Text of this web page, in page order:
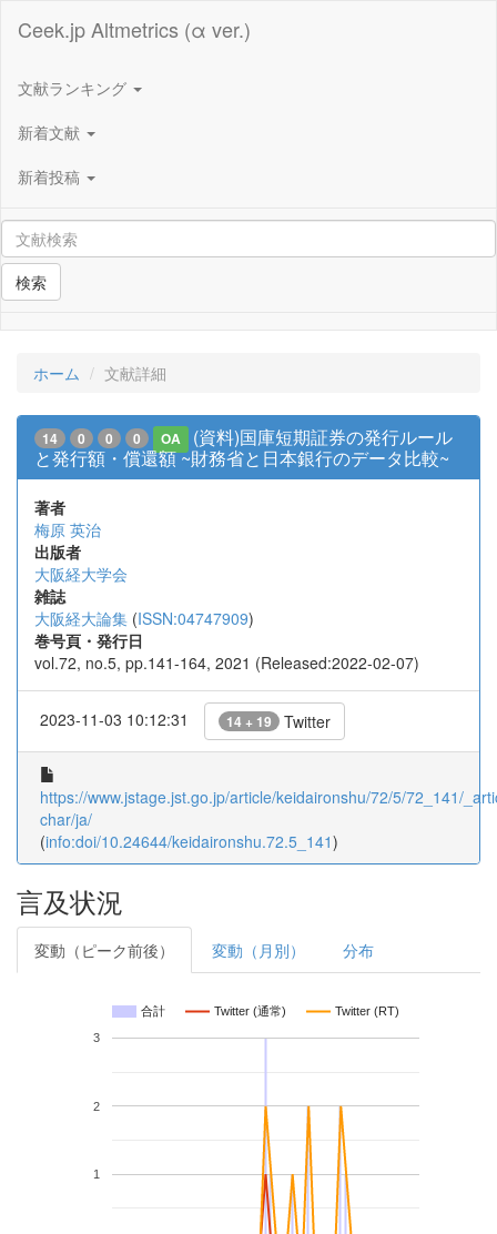
Ceek.jp Altmetrics (α ver.)
文献ランキング
新着文献
新着投稿
検索
ホーム 文献詳細
14 0 0 0 OA
(資料)国庫短期証券の発行ルール
と発行額・償還額 ~財務省と日本銀行のデータ比較~
著者
梅原 英治
出版者
大阪経大学会
雑誌
大阪経大論集 (ISSN:04747909)
巻号頁・発行日
vol.72, no.5, pp.141-164, 2021 (Released:2022-02-07)
2023-11-03 10:12:31 14 + 19 Twitter
https://www.jstage.jst.go.jp/article/keidaironshu/72/5/72_141/
char/ja/
(info:doi/10.24644/keidaironshu.72.5_141)
言及状況
変動（ピーク前後） 変動（月別） 分布
合計 Twitter (通常) Twitter (RT)
1
2
3